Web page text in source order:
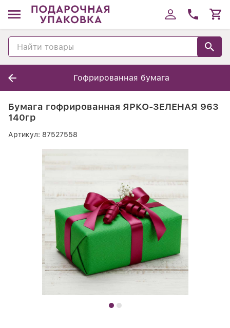
Гофрированная бумага
Бумага гофрированная ЯРКО-ЗЕЛЕНАЯ 963
140гр
Артикул: 87527558